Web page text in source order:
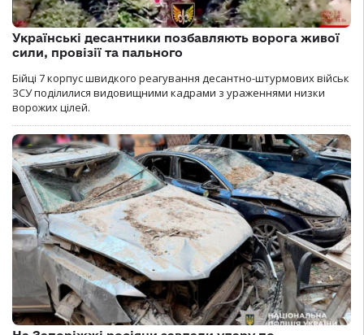
Українські десантники позбавляють ворога живої
сили, провізії та пального
Бійці 7 корпус швидкого реагування десантно-штурмових військ
ЗСУ поділилися видовищними кадрами з ураженнями низки
ворожих цілей.